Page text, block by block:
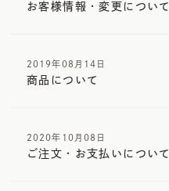
お客様情報・変更について
2019年08月14日
商品について
2020年10月08日
ご注文・お支払いについて